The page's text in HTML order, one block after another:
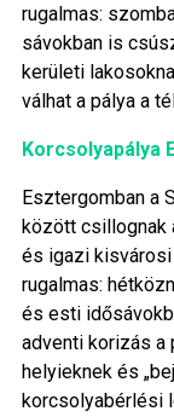
rugalmas:
sávokban is
kerületi
válhat a pálya a
Korcsolyapálya
Esztergomban a
között csillognak
és igazi kisvárosi
rugalmas:
és esti
adventi korizás a
helyieknek és
korcsolyabérlési